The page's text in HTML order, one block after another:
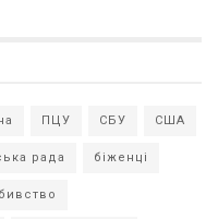
ПЦУ СБУ США
рада біженці